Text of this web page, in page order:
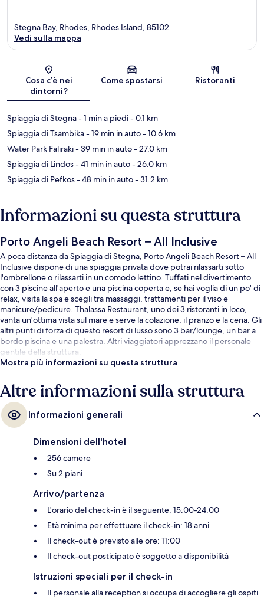
Mappa
Stegna Bay, Rhodes, Rhodes Island, 85102
Vedi sulla mappa
Cosa c’è nei
dintorni?
Come spostarsi Ristoranti
Spiaggia di Stegna- 1 min a piedi- 0.1 km
Spiaggia di Tsambika- 19 min in auto- 10.6 km
Water Park Faliraki- 39 min in auto- 27.0 km
Spiaggia di Lindos- 41 min in auto- 26.0 km
Spiaggia di Pefkos- 48 min in auto- 31.2 km
Informazioni su questa struttura
Porto Angeli Beach Resort – All Inclusive
A poca distanza da Spiaggia di Stegna, Porto Angeli Beach Resort – All
Inclusive dispone di una spiaggia privata dove potrai rilassarti sotto
l'ombrellone o rilassarti in un comodo lettino. Tuffati nel divertimento
con 3 piscine all'aperto e una piscina coperta e, se hai voglia di un po' di
relax, visita la spa e scegli tra massaggi, trattamenti per il viso e
manicure/pedicure. Thalassa Restaurant, uno dei 3 ristoranti in loco,
vanta un'ottima vista sul mare e serve la colazione, il pranzo e la cena. Gli
altri punti di forza di questo resort di lusso sono 3 bar/lounge, un bar a
bordo piscina e una palestra. Altri viaggiatori apprezzano il personale
gentile della struttura.
Mostra più informazioni su questa struttura
Altre informazioni sulla struttura
Informazioni generali
Dimensioni dell'hotel
256 camere
Su 2 piani
Arrivo/partenza
L'orario del check-in è il seguente: 15:00-24:00
Età minima per effettuare il check-in: 18 anni
Il check-out è previsto alle ore: 11:00
Il check-out posticipato è soggetto a disponibilità
Istruzioni speciali per il check-in
Il personale alla reception si occupa di accogliere gli ospiti